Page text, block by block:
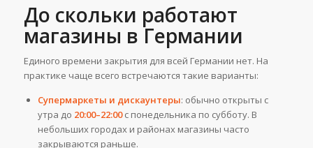
До скольки работают
магазины в Германии
Единого времени закрытия для всей Германии нет. На
практике чаще всего встречаются такие варианты:
Супермаркеты и дискаунтеры: обычно открыты с
утра до 20:00–22:00с понедельника по субботу. В
небольших городах и районах магазины часто
закрываются раньше.